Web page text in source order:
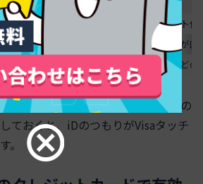
表示されやすい名称
Visaのタッチ決済等
ウォレット
ス Mastercardコンタクトレス等
店側端末が
QUICPay / iD レジで「ど
スクロールできます
カードは、ウォレット内で「優先の
ておくと、iDのつもりがVisaタッチ
。